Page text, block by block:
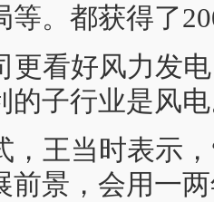
等。都获得了
更看好风力发
的子行业是风
，王当时表示
前景，会用一